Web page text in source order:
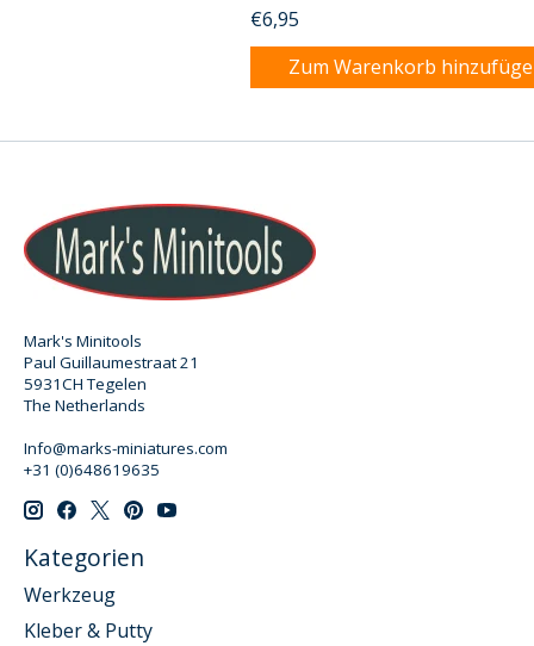
€6,95
Zum Warenkorb
Mark's Minitools
Paul Guillaumestraat 21
5931CH Tegelen
The Netherlands
Info@marks-miniatures.com
+31 (0)648619635
Kategorien
Werkzeug
Kleber & Putty